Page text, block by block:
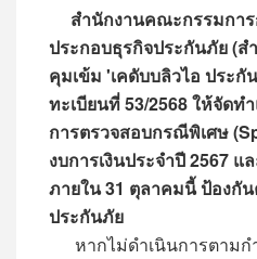
สำนักงานคณะกรรมการ
ประกอบธุรกิจประกันภัย (ส
คุมเข้ม 'เคดับบลิวไอ ประ
ทะเบียนที่ 53/2568 ให้จัดท
การตรวจสอบกรณีพิเศษ
งบการเงินประจำปี 2567 แ
ภายใน 31 ตุลาคมนี้ ป้องกัน
ประกันภัย
หากไม่ดำเนินการตามก